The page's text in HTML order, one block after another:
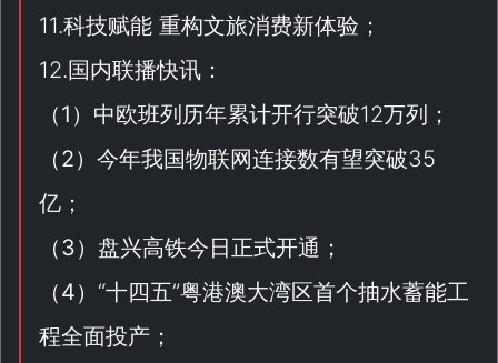
11.科技赋能 重构文旅消费新体验；
12.国内联播快讯：
（1 ）中欧班列历年累计开行突破12万列；
（2）今年我国物联网连接数有望突破35
亿；
（3）盘兴高铁今日正式开通；
（4）“十四五”粤港澳大湾区首个抽水蓄能工
程全面投产；